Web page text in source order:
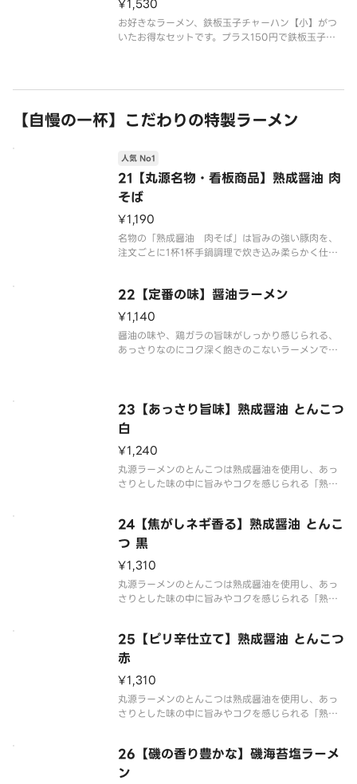
¥1,530
お好きなラーメン、鉄板玉子チャーハン【小】がつ
いたお得なセットです。プラス150円で鉄板玉子チ
【自慢の一杯】こだわりの特製ラーメン
21【丸源名物・看板商品】熟成醤油 肉
そば
人気 No1
¥1,190
名物の「熟成醤油 肉そば」は旨みの強い豚肉を、
注文ごとに1杯1杯手鍋調理で炊き込み柔らかく仕上
※写真はイメージです（容器代20円を含みます）
22【定番の味】醤油ラーメン
¥1,140
醤油の味や、鶏ガラの旨味がしっかり感じられる、
あっさりなのにコク深く飽きのこないラーメンで
※写真はイメージです
（容器代20円を含みます）
23【あっさり旨味】熟成醤油 とんこつ
白
¥1,240
丸源ラーメンのとんこつは熟成醤油を使用し、あっ
さりとした味の中に旨みやコクを感じられる「熟成
れる1品です。
24【焦がしネギ香る】熟成醤油 とんこ
つ 黒
¥1,310
丸源ラーメンのとんこつは熟成醤油を使用し、あっ
さりとした味の中に旨みやコクを感じられる「熟成
※写真はイメージです（容器代20円を含みます）
25【ピリ辛仕立て】熟成醤油 とんこつ
赤
¥1,310
丸源ラーメンのとんこつは熟成醤油を使用し、あっ
さりとした味の中に旨みやコクを感じられる「熟成
る1品です。
26【磯の香り豊かな】磯海苔塩ラーメ
ン